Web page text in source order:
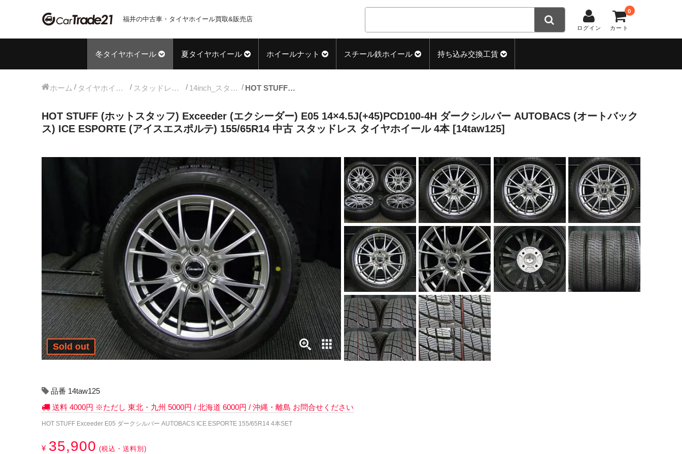
福井の中古車・タイヤホイール買取&販売店
ログイン カート
0
冬タイヤホイール 夏タイヤホイール ホイールナット スチール鉄ホイール 持ち込み交換工賃
ホーム タイヤホイールセット スタッドレス中古タイヤホイール 14inch_スタッドレス中古タイヤホイール HOT STUFF (ホットスタッフ) Exceeder (エクシーダー) E05 14×4.5J(+45)PCD100-4H ダークシルバー AUTOBACS (オートバックス) ICE ESPORTE (アイスエスポルテ) 155/65R14 中古 スタッドレス タイヤホイール 4本 [14taw125]
HOT STUFF (ホットスタッフ) Exceeder (エクシーダー) E05 14×4.5J(+45)PCD100-4H ダークシルバー AUTOBACS (オートバック
ス) ICE ESPORTE (アイスエスポルテ) 155/65R14 中古 スタッドレス タイヤホイール 4本 [14taw125]
Sold out
品番 14taw125
送料 4000円 ※ただし 東北・九州 5000円 / 北海道 6000円 / 沖縄・離島 お問合せください
HOT STUFF Exceeder E05 ダークシルバー AUTOBACS ICE ESPORTE 155/65R14 4本SET
¥ 35,900 (税込・送料別)